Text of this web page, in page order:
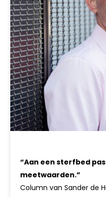
“Aan een sterfbed
meetwaarden.”
Column van Sander de